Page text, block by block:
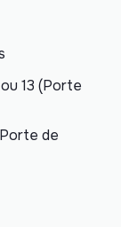
13 (Porte
de